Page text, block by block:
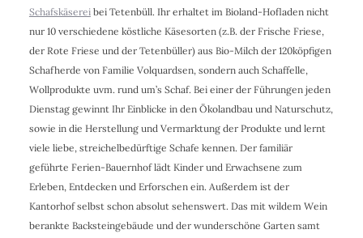
Schafskäsereibei Tetenbüll. Ihr erhaltet im Bioland-Hofladen nicht
nur 10 verschiedene köstliche Käsesorten (z.B. der Frische Friese,
der Rote Friese und der Tetenbüller) aus Bio-Milch der 120köpfigen
Schafherde von Familie Volquardsen, sondern auch Schaffelle,
Wollprodukte uvm. rund um’s Schaf. Bei einer der Führungen jeden
Dienstag gewinnt Ihr Einblicke in den Ökolandbau und Naturschutz,
sowie in die Herstellung und Vermarktung der Produkte und lernt
viele liebe, streichelbedürftige Schafe kennen. Der familiär
geführte Ferien-Bauernhof lädt Kinder und Erwachsene zum
Erleben, Entdecken und Erforschen ein. Außerdem ist der
Kantorhof selbst schon absolut sehenswert. Das mit wildem Wein
berankte Backsteingebäude und der wunderschöne Garten samt